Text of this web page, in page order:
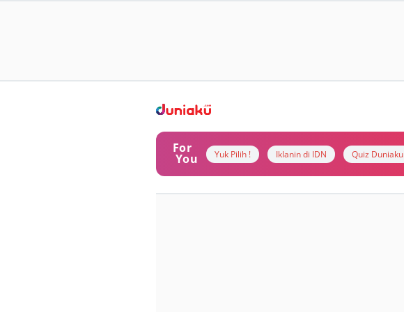
For
You Yuk Pilih ! Iklanin di IDN Quiz Duniaku